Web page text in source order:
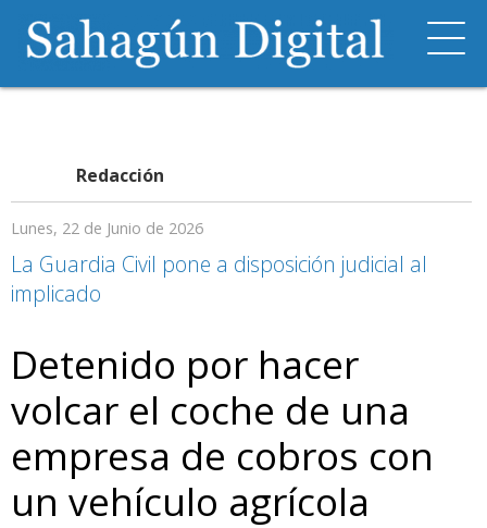
Redacción
Lunes, 22 de Junio de 2026
La Guardia Civil pone a disposición judicial al
implicado
Detenido por hacer
volcar el coche de una
empresa de cobros con
un vehículo agrícola